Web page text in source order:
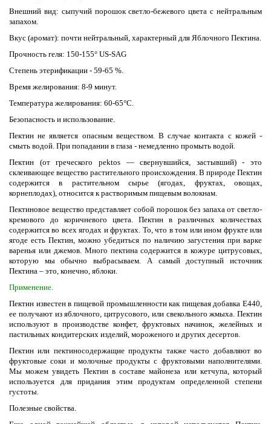
Внешний вид: сыпучий порошок светло-бежевого цвета с нейтральным
запахом.
Вкус (аромат): почти нейтральный, характерный для Яблочного Пектина.
Прочность геля: 150-155° US-SAG
Степень этерификации - 59-65 %.
Время желирования: 8-9 минут.
Температура желирования: 60-65°C.
Безопасность и использование.
Пектин не является опасным веществом. В случае контакта с кожей -
смыть водой. При попадании в глаза - немедленно промыть водой.
Пектин (от греческого pektos — свернувшийся, застывший) - это
склеивающее вещество растительного происхождения. В природе Пектин
содержится в растительном сырье (ягодах, фруктах, овощах,
корнеплодах), относится к растворимым пищевым волокнам.
Пектиновое вещество представляет собой порошок без запаха от светло-
кремового до коричневого цвета. Пектин в различных количествах
содержится во всех ягодах и фруктах. То, что в том или ином фрукте или
ягоде есть Пектин, можно убедиться по наличию загустения при варке
варенья или джемов. Много пектина содержится в кожуре цитрусовых,
которую мы обычно выбрасываем. А самый доступный источник
Пектина – это, конечно, яблоки.
Применение.
Пектин известен в пищевой промышленности как пищевая добавка E440,
ее получают из яблочного, цитрусового, или свекольного жмыха. Пектин
используют в производстве конфет, фруктовых начинок, желейных и
пастильных кондитерских изделий, мороженого и других десертов.
Пектин или пектиносодержащие продукты также часто добавляют во
фруктовые соки и молочные продукты с фруктовыми наполнителями.
Мы можем увидеть Пектин в составе майонеза или кетчупа, который
используется для придания этим продуктам определенной степени
густоты.
Полезные свойства.